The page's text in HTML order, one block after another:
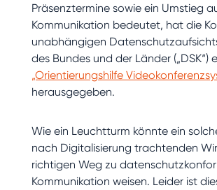
Präsenztermine sowie ein Umstieg
Kommunikation bedeutet, hat die
unabhängigen
des Bundes und der Länder („DSK“)
„Orientierungshilfe
herausgegeben.
Wie ein Leuchtturm könnte ein
nach Digitalisierung trachtenden
richtigen Weg zu
Kommunikation weisen. Leider ist